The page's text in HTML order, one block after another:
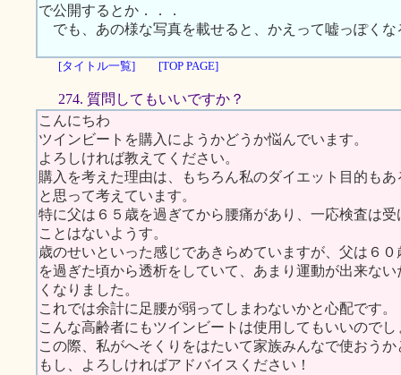
で公開するとか．．．
でも、あの様な写真を載せると、かえって嘘っぽくな
[タイトル一覧] [TOP PAGE]
274. 質問してもいいですか？
こんにちわ
ツインビートを購入にようかどうか悩んでいます。
よろしければ教えてください。
購入を考えた理由は、もちろん私のダイエット目的も
と思って考えています。
特に父は６５歳を過ぎてから腰痛があり、一応検査は
ことはないようす。
歳のせいといった感じであきらめていますが、父は６０
を過ぎた頃から透析をしていて、あまり運動が出来な
くなりました。
これでは余計に足腰が弱ってしまわないかと心配です。
こんな高齢者にもツインビートは使用してもいいのでし
この際、私がへそくりをはたいて家族みんなで使おう
もし、よろしければアドバイスください！